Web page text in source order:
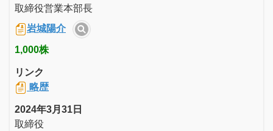
取締役営業本部長
岩城陽介
1,000株
リンク
略歴
2024年3月31日
取締役